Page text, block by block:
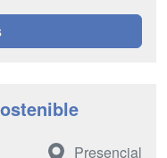
Presencial